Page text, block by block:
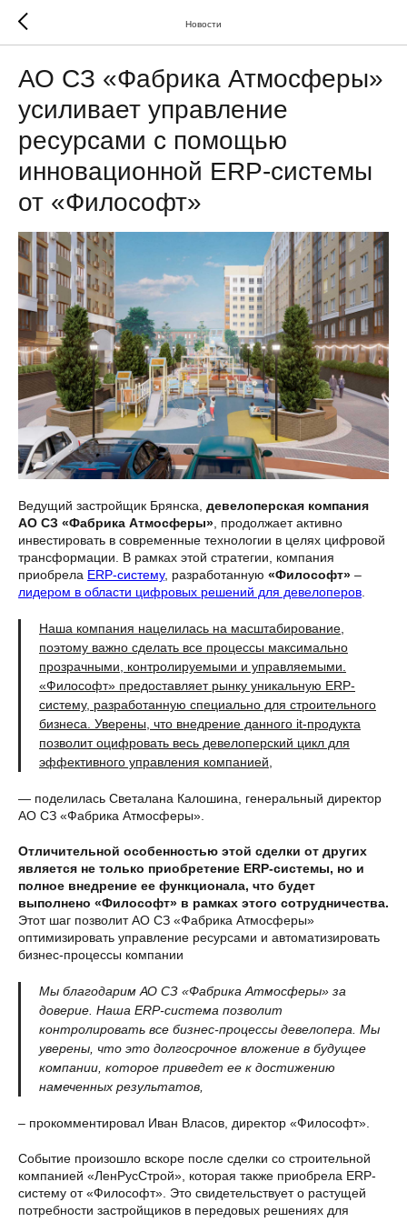
Новости
АО СЗ «Фабрика Атмосферы»
усиливает управление
ресурсами с помощью
инновационной ERP-системы
от «Философт»
Ведущий застройщик Брянска, девелоперская компания
АО СЗ «Фабрика Атмосферы» , продолжает активно
инвестировать в современные технологии в целях цифровой
трансформации. В рамках этой стратегии, компания
приобрела ERP-систему, разработанную «Философт» –
лидером в области цифровых решений для девелоперов
Наша компания нацелилась на масштабирование,
поэтому важно сделать все процессы максимально
прозрачными, контролируемыми и управляемыми.
«Философт» предоставляет рынку уникальную ERP-
систему, разработанную специально для строительного
бизнеса. Уверены, что внедрение данного it-продукта
позволит оцифровать весь девелоперский цикл для
эффективного управления компанией,
— поделилась Светалана Калошина, генеральный директор
АО СЗ «Фабрика Атмосферы».
Отличительной особенностью этой сделки от других
является не только приобретение ERP-системы, но и
полное внедрение ее функционала, что будет
выполнено «Философт» в рамках этого сотрудничества.
Этот шаг позволит АО СЗ «Фабрика Атмосферы»
оптимизировать управление ресурсами и автоматизировать
бизнес-процессы компании
Мы благодарим АО СЗ «Фабрика Атмосферы» за
доверие. Наша ERP-система позволит
контролировать все бизнес-процессы девелопера. Мы
уверены, что это долгосрочное вложение в будущее
компании, которое приведет ее к достижению
намеченных результатов,
– прокомментировал Иван Власов, директор «Философт».
Событие произошло вскоре после сделки со строительной
компанией «ЛенРусСтрой», которая также приобрела ERP-
систему от «Философт». Это свидетельствует о растущей
потребности застройщиков в передовых решениях для